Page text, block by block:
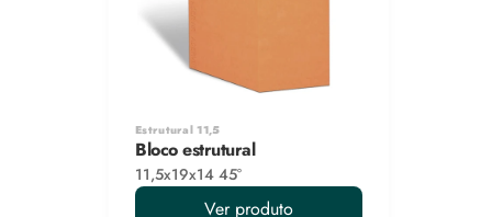
Estrutural 11,5
Bloco estrutural
11,5x19x14 45°
Ver produto